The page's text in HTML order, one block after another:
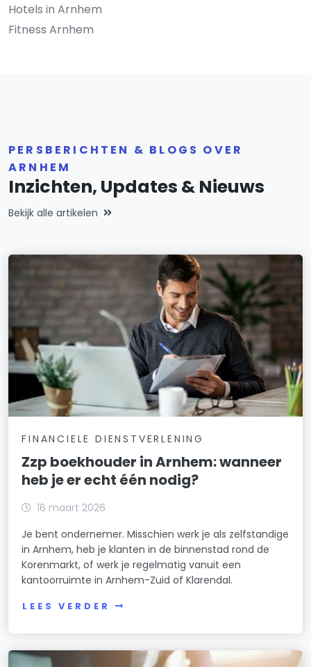
Hotels in Arnhem
Fitness Arnhem
PERSBERICHTEN & BLOGS OVER
ARNHEM
Inzichten, Updates & Nieuws
Bekijk alle artikelen
FINANCIELE DIENSTVERLENING
Zzp boekhouder in Arnhem: wanneer
heb je er echt één nodig?
16 maart 2026
Je bent ondernemer. Misschien werk je als zelfstandige
in Arnhem, heb je klanten in de binnenstad rond de
Korenmarkt, of werk je regelmatig vanuit een
kantoorruimte in Arnhem-Zuid of Klarendal.
LEES VERDER